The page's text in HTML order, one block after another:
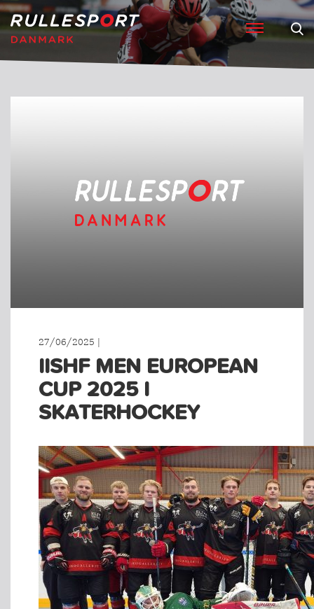
27/06/2025 |
IISHF MEN EUROPEAN
CUP 2025 I
SKATERHOCKEY